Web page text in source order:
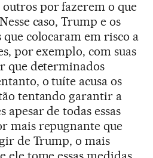
por fazerem o que
caso, Trump e os
colocaram em risco a
por exemplo, com suas
que determinados
o tuíte acusa os
tentando garantir a
apesar de todas essas
mais repugnante que
de Trump, o mais